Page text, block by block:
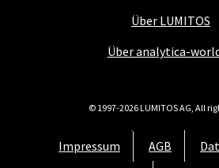
Über LUMITOS
Über analytica-
Impressum AGB
© 1997-2026 LUMITOS AG, All